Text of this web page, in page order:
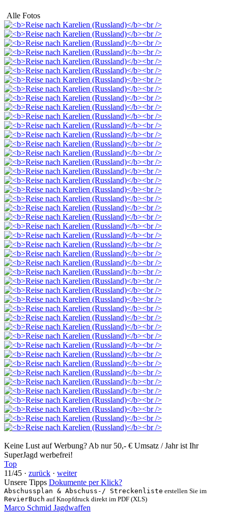
Alle Fotos
Keine Lust auf Werbung? Ab nur 50,- € Umsatz / Jahr ist Ihr
SuperJagd werbefrei!
Top
11/45 · zurück · weiter
Unsere Tipps Dokumente per Klick?
Abschussplan & Abschuss-/ Streckenliste erstellen Sie im
RevierBuch auf Knopfdruck direkt im PDF (XLS)
Marco Schmid Jagdwaffen